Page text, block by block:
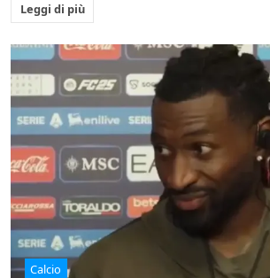
Leggi di più
Calcio